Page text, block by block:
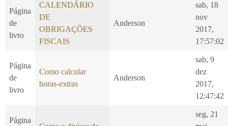
Página
de
livro
CALENDÁRIO
DE
OBRIGAÇÕES
FISCAIS
Anderson
sab, 18
nov
2017,
17:57:02
Página
de
livro
Como calcular
horas-extras
Anderson
sab, 9
dez
2017,
12:47:42
Página
seg, 21